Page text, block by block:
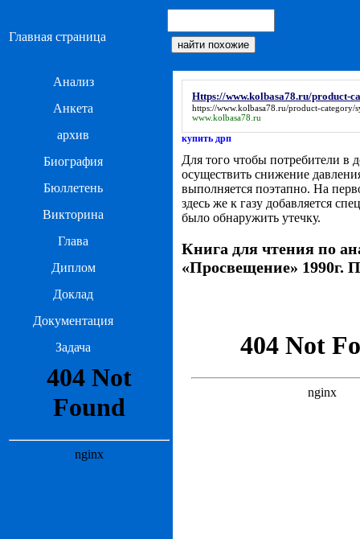
Главная страница
Анализ
Анкета
архив
Биография
Бюллетень
Викторина
Глава
Диплом
Доклад
Документация
Задача
Https://www.kolbasa78.ru/product-
https://www.kolbasa78.ru/product-category/
www.kolbasa78.ru
купить дрп
Для того чтобы потребители в
осуществить снижение
выполняется поэтапно. На
здесь же к газу добавляется
было обнаружить утечку.
Книга для чтения по
«Просвещение» 1990г.